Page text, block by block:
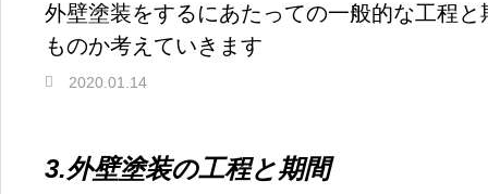
JBHR横浜の施工事例
お盆に伴う休業のお知らせ
川崎市でリノベーションを検討する方
へ｜後悔しない計画の立て方と相談先
NEW
お客様アンケート405
藤沢市でリノベーションを検討する方
へ｜費用・進め方・会社選びのポイン
川崎市でリノベーションを検討する方
へ｜後悔しない計画の立て方と相談先
NEW
クーリング・オフ手続きのお知らせ
外壁塗装をするにあたっての一般的な工程
ものか考えていきます
2020.01.14
3.外壁塗装の工程と期間